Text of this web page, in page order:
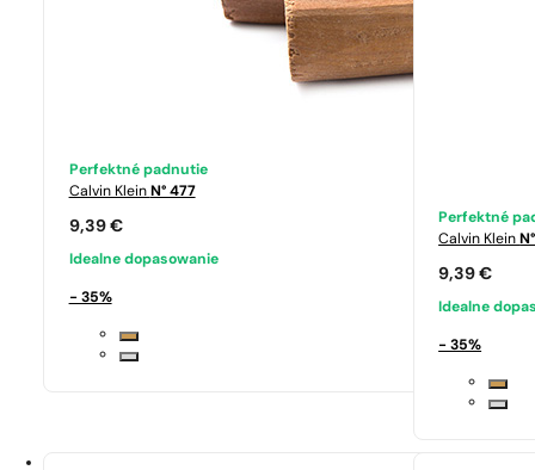
Perfektné padnutie
Calvin Klein N° 477
9,39 €
Idealne dopasowanie
- 35%
Perfektné
Calvin Klein
9,39€
Idealne
- 35%